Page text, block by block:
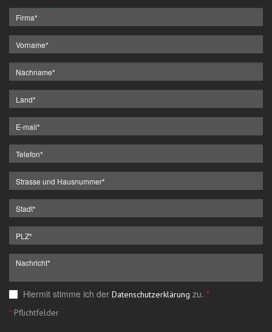
Hiermit stimme ich der Datenschutzerklärung zu. *
*Pflichtfelder